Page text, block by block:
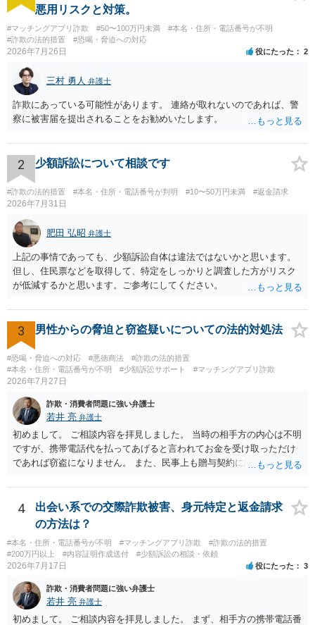
悪用リスクと対策。
#マッチングアプリ詐欺 #50〜100万円未満
#本名・住所・電話番号が不明
#詐欺の法的措置
#恐喝・脅迫への対応
2026年7月26日 役にたった 2
三村 勇人 弁護士
詐欺にあっている可能性があります。 連絡が取れないのであれば、警
察に被害届を提出されることをお勧めいたします。
2 少額訴訟について相談です
#詐欺の法的措置 #本名・住所・電話番号が判明 #10〜50万円未満 #返金請求
2026年7月31日
肥田 弘昭 弁護士
上記の事情であっても、少額訴訟自体は違法ではないかと思います。
但し、住民票などを取得して、特定をしっかりと調査した方がリスク
が低減するかと思います。ご参考にしてください。
3 男性からの脅迫と窃盗疑いについての法的対処法
#恐喝・脅迫への対応 #悪徳商法
#詐欺の法的措置
#本名・住所・電話番号が不明
#少額訴訟サポート #マッチングアプリ詐欺
2026年7月27日
詐欺・消費者問題に強い弁護士
若井 亮 弁護士
初めまして。 ご相談内容を拝見しました。 当時の相手方の内心は不明
ですが、携帯電話代を払ってあげると言われてお金を受け取っただけ
であれば窃盗になりません。 また、民事上も贈与契約に該当すると思
ず、可能であればブロックをするようにしてください。 ご不安であれ
ば、最寄りの警察署に相談をしても良いかもしれません。 以上、ご参
考になれば幸いです。
4
出会い系での交際詐欺被害、身元特定と返金請求
の方法は？
#本名・住所・電話番号が不明 #マッチングアプリ詐欺
#詐欺の法的措置
#200万円以上
#内容証明作成送付 #少額訴訟の相談・依頼
2026年7月17日 役にたった 3
詐欺・消費者問題に強い弁護士
若井 亮 弁護士
初めまして。 ご相談内容を拝見しました。 まず、相手方の携帯電話番